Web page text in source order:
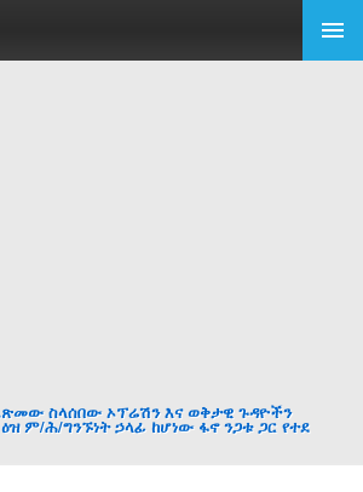
ስላሰበው ኦፕሬሽን እና ወቅታዊ ጉዳዮችን
ም/ሕ/ግንኙነት ኃላፊ ከሆነው ፋኖ ንጋቱ ጋር የተደ